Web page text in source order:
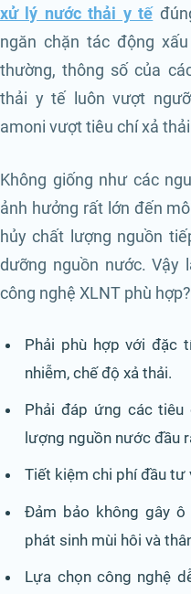
xử lý nước thải y tế
ngăn chặn tác động
thường, thông số của
thải y tế luôn vượt
amoni vượt tiêu chí xả
Không giống như các
ảnh hưởng rất lớn đến
hủy chất lượng nguồn
dưỡng nguồn nước. Vậy
công nghệ XLNT phù hợp?
Phải phù hợp với đặc
nhiễm, chế độ xả thải.
Phải đáp ứng các tiêu
lượng nguồn nước đầu
Tiết kiệm chi phí đầu tư
Đảm bảo không gây
phát sinh mùi hôi và
Lựa chọn công nghệ